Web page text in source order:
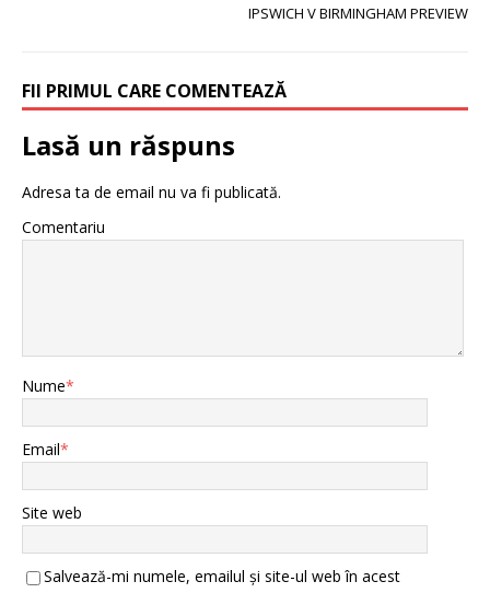
IPSWICH V BIRMINGHAM PREVIEW
FII PRIMUL CARE COMENTEAZĂ
Lasă un răspuns
Adresa ta de email nu va fi publicată.
Comentariu
Nume*
Email*
Site web
Salvează-mi numele, emailul și site-ul web în acest